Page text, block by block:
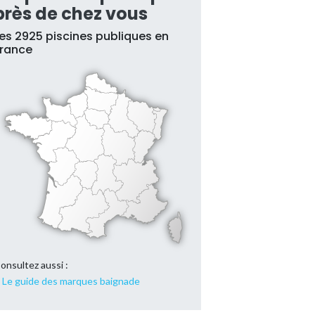
de chez vous
2925 piscines publiques en
aussi :
Le guide des marques baignade